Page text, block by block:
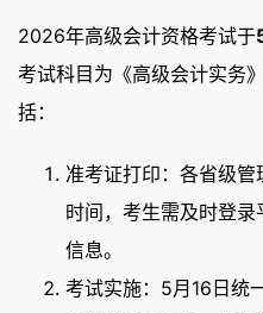
2026年高级会计资格考试于
考试科目为《高级会计实务
括：
准考证打印：各省级管
时间，考生需及时登
信息。
考试实施：5月16日统